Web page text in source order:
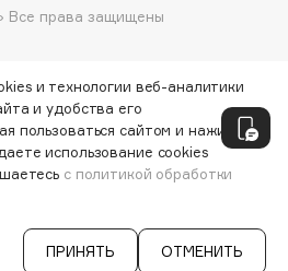
Все права защищены
и технологии веб-аналитики
и удобства его
пользоваться сайтом и нажимая
использование cookies
с политикой обработки
ПРИНЯТЬ ОТМЕНИТЬ